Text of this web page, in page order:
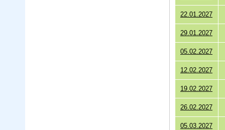
22.01.2027
29.01.2027
05.02.2027
12.02.2027
19.02.2027
26.02.2027
05.03.2027